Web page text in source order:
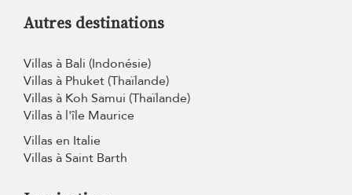
Autres destinations
Villas à Bali (Indonésie)
Villas à Phuket (Thaïlande)
Villas à Koh Samui (Thaïlande)
Villas à l'île Maurice
Villas en Italie
Villas à Saint Barth